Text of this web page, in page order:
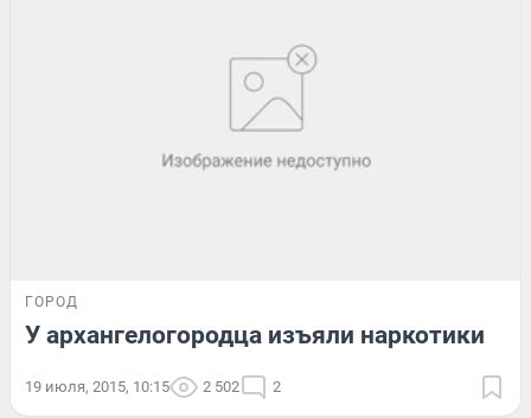
ГОРОД
У архангелогородца изъяли наркотики
19 июля, 2015, 10:15 2 502 2